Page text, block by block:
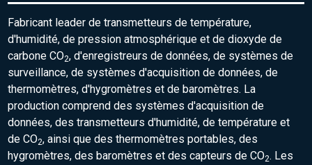
Fabricant leader de transmetteurs de température,
d'humidité, de pression atmosphérique et de dioxyde de
carbone CO2, d'enregistreurs de données, de systèmes de
surveillance, de systèmes d'acquisition de données, de
thermomètres, d'hygromètres et de baromètres. La
production comprend des systèmes d'acquisition de
données, des transmetteurs d'humidité, de température et
de CO2, ainsi que des thermomètres portables, des
hygromètres, des baromètres et des capteurs de CO2. Les